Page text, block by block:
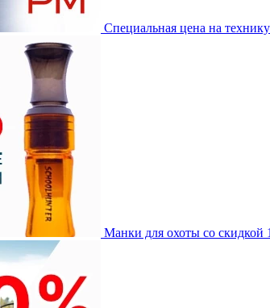
Специальная цена на
Манки для охоты со скидкой